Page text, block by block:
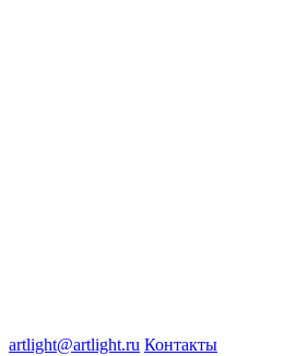
artlight@artlight.ru Контакты